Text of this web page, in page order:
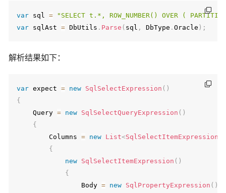
var sql =
"SELECT t.*, ROW_NUMBER() OVER (
var sqlAst = DbUtils . Parse ( sql , DbType .Oracle ) ;
解析结果如下：
var expect = new SqlSelectExpression ( )
{
    Query
= new SqlSelectQueryExpression ( )
{
        Columns
= new List<SqlSelectItemExpression
{
new SqlSelectItemExpression ( )
{
                Body
= new SqlPropertyExpression ( )